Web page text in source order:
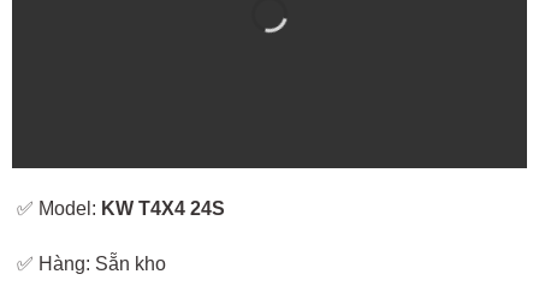
✅ Model: KW T4X4 24S
✅ Hàng: Sẵn kho